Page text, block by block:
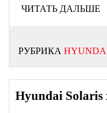
ЧИТАТЬ ДАЛЬШЕ
РУБРИКА
Hyundai Solaris